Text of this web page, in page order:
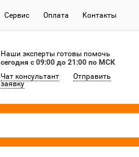
Сервис Оплата Контакты
Наши эксперты готовы помочь
сегодня c 09:00 до 21:00 по МСК
Чат консультант
Отправить
заявку